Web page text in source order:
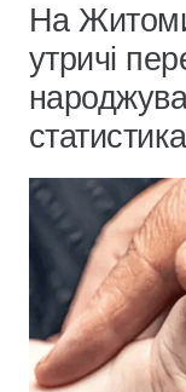
На
утричі